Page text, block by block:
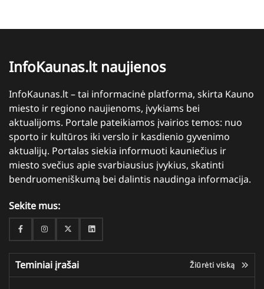
InfoKaunas.lt naujienos
InfoKaunas.lt – tai informacinė platforma, skirta Kauno
miesto ir regiono naujienoms, įvykiams bei
aktualijoms. Portale pateikiamos įvairios temos: nuo
sporto ir kultūros iki verslo ir kasdienio gyvenimo
aktualijų. Portalas siekia informuoti kauniečius ir
miesto svečius apie svarbiausius įvykius, skatinti
bendruomeniškumą bei dalintis naudinga informacija.
Sekite mus:
FacebookInstagramTwitterLinkedin
Teminiai įrašai Žiūrėti viską